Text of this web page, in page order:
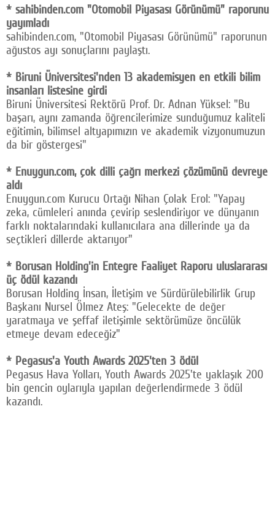
* sahibinden.com "Otomobil Piyasası Görünümü" raporunu
yayımladı
sahibinden.com, "Otomobil Piyasası Görünümü" raporunun
ağustos ayı sonuçlarını paylaştı.
* Biruni Üniversitesi'nden 13 akademisyen en etkili bilim
insanları listesine girdi
Biruni Üniversitesi Rektörü Prof. Dr. Adnan Yüksel: "Bu
başarı, aynı zamanda öğrencilerimize sunduğumuz kaliteli
eğitimin, bilimsel altyapımızın ve akademik vizyonumuzun
da bir göstergesi"
* Enuygun.com, çok dilli çağrı merkezi çözümünü devreye
aldı
Enuygun.com Kurucu Ortağı Nihan Çolak Erol: "Yapay
zeka, cümleleri anında çevirip seslendiriyor ve dünyanın
farklı noktalarındaki kullanıcılara ana dillerinde ya da
seçtikleri dillerde aktarıyor"
* Borusan Holding'in Entegre Faaliyet Raporu uluslararası
üç ödül kazandı
Borusan Holding İnsan, İletişim ve Sürdürülebilirlik Grup
Başkanı Nursel Ölmez Ateş: "Gelecekte de değer
yaratmaya ve şeffaf iletişimle sektörümüze öncülük
etmeye devam edeceğiz"
* Pegasus'a Youth Awards 2025'ten 3 ödül
Pegasus Hava Yolları, Youth Awards 2025'te yaklaşık 200
bin gencin oylarıyla yapılan değerlendirmede 3 ödül
kazandı.